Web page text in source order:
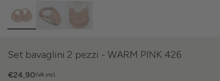
Set bavaglini 2 pezzi - WARM PINK 426
IVA incl.
€24,90